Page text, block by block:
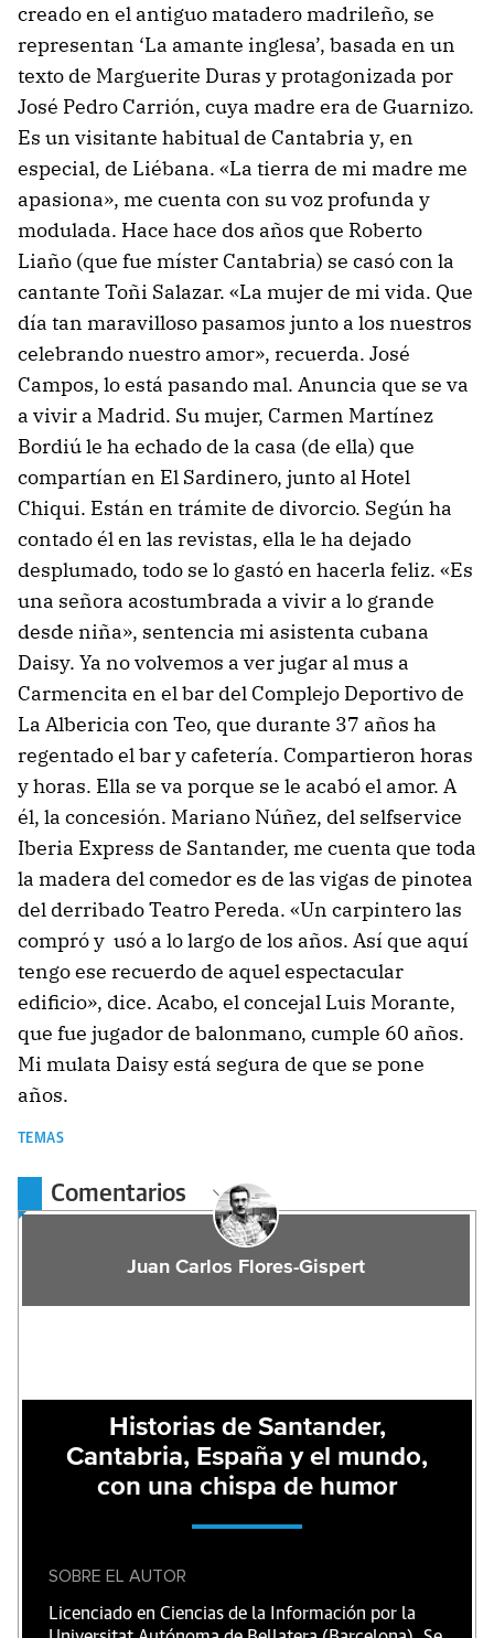
creado en el antiguo matadero madrileño, se
representan ‘La amante inglesa’, basada en un
texto de Marguerite Duras y protagonizada por
José Pedro Carrión, cuya madre era de Guarnizo.
Es un visitante habitual de Cantabria y, en
especial, de Liébana. «La tierra de mi madre me
apasiona», me cuenta con su voz profunda y
modulada. Hace hace dos años que Roberto
Liaño (que fue míster Cantabria) se casó con la
cantante Toñi Salazar. «La mujer de mi vida. Que
día tan maravilloso pasamos junto a los nuestros
celebrando nuestro amor», recuerda. José
Campos, lo está pasando mal. Anuncia que se va
a vivir a Madrid. Su mujer, Carmen Martínez
Bordiú le ha echado de la casa (de ella) que
compartían en El Sardinero, junto al Hotel
Chiqui. Están en trámite de divorcio. Según ha
contado él en las revistas, ella le ha dejado
desplumado, todo se lo gastó en hacerla feliz. «Es
una señora acostumbrada a vivir a lo grande
desde niña», sentencia mi asistenta cubana
Daisy. Ya no volvemos a ver jugar al mus a
Carmencita en el bar del Complejo Deportivo de
La Albericia con Teo, que durante 37 años ha
regentado el bar y cafetería. Compartieron horas
y horas. Ella se va porque se le acabó el amor. A
él, la concesión. Mariano Núñez, del selfservice
Iberia Express de Santander, me cuenta que toda
la madera del comedor es de las vigas de pinotea
del derribado Teatro Pereda. «Un carpintero las
compró y usó a lo largo de los años. Así que aquí
tengo ese recuerdo de aquel espectacular
edificio», dice. Acabo, el concejal Luis Morante,
que fue jugador de balonmano, cumple 60 años.
Mi mulata Daisy está segura de que se pone
años.
TEMAS
Comentarios
Juan Carlos Flores-Gispert
Historias de Santander,
Cantabria, España y el mundo,
con una chispa de humor
SOBRE EL AUTOR
Licenciado en Ciencias de la Información por la